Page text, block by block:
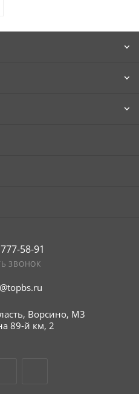
58-91
ЗВОНОК
Ворсино, М3
89-й км, 2